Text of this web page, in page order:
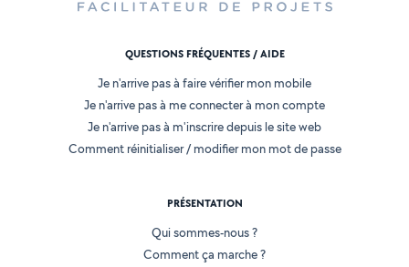
QUESTIONS FRÉQUENTES / AIDE
Je n'arrive pas à faire vérifier mon mobile
Je n'arrive pas à me connecter à mon compte
Je n'arrive pas à m'inscrire depuis le site web
Comment réinitialiser / modifier mon mot de passe
PRÉSENTATION
Qui sommes-nous ?
Comment ça marche ?